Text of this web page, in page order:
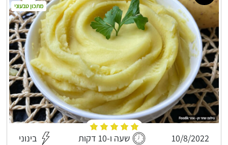
10/8/2022 שעה ו-10 דקות בינוני
מתכון טבעוני